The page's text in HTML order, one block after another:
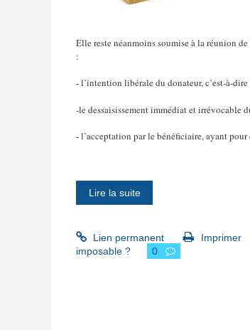
Elle reste néanmoins soumise à la réunion
:
- l’intention libérale du donateur, c’est-à-dire
-le dessaisissement immédiat et irrévocable
- l’acceptation par le bénéficiaire, ayant
Lire la suite
Lien permanent Imprimer
imposable ?
0